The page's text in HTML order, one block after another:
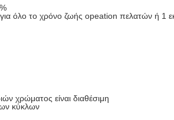
όλο το χρόνο ζωής opeation πελατών ή 1
χρώματος είναι διαθέσιμη
κύκλων